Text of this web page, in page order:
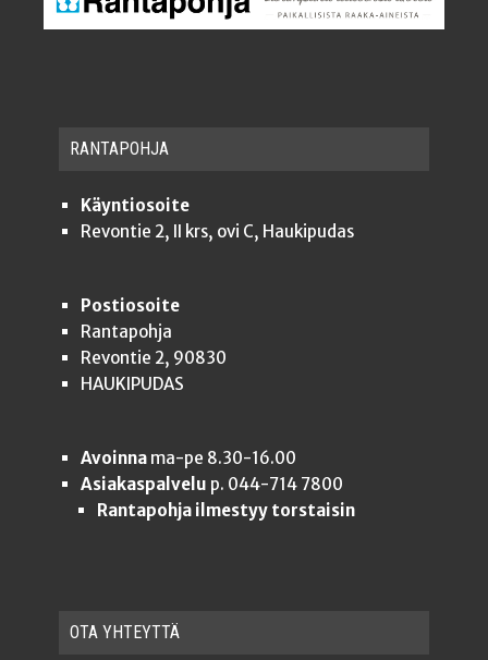
RAN­TA­POH­JA
Käyntiosoite
Revontie 2, II krs, ovi C, Haukipudas
Postiosoite
Rantapohja
Revontie 2, 90830
HAUKIPUDAS
Avoinnama-pe 8.30-16.00
Asiakaspalvelu p. 044-714 7800
Rantapohja ilmestyy torstaisin
OTA YHTEYT­TÄ